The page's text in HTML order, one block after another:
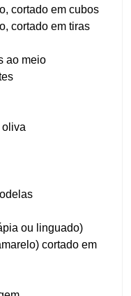
cortado em cubos
cortado em tiras
ao meio
oliva
ou linguado)
cortado em